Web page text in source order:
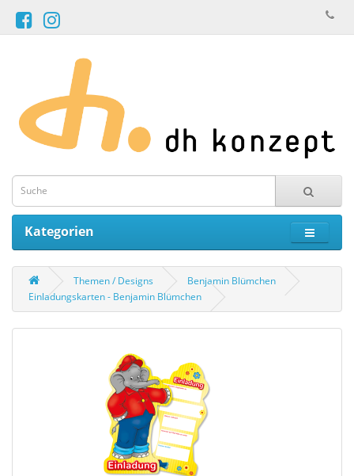
Kategorien
Themen / Designs
Benjamin Blümchen
Einladungskarten - Benjamin Blümchen